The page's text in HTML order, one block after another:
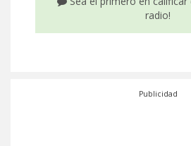
radio!
Publicidad